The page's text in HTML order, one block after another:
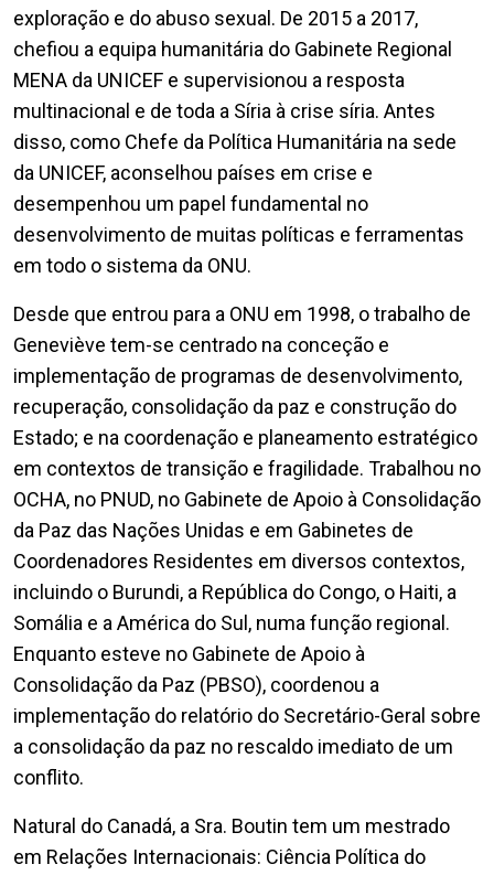
exploração e do abuso sexual. De 2015 a 2017,
chefiou a equipa humanitária do Gabinete Regional
MENA da UNICEF e supervisionou a resposta
multinacional e de toda a Síria à crise síria. Antes
disso, como Chefe da Política Humanitária na sede
da UNICEF, aconselhou países em crise e
desempenhou um papel fundamental no
desenvolvimento de muitas políticas e ferramentas
em todo o sistema da ONU.
Desde que entrou para a ONU em 1998, o trabalho de
Geneviève tem-se centrado na conceção e
implementação de programas de desenvolvimento,
recuperação, consolidação da paz e construção do
Estado; e na coordenação e planeamento estratégico
em contextos de transição e fragilidade. Trabalhou no
OCHA, no PNUD, no Gabinete de Apoio à Consolidação
da Paz das Nações Unidas e em Gabinetes de
Coordenadores Residentes em diversos contextos,
incluindo o Burundi, a República do Congo, o Haiti, a
Somália e a América do Sul, numa função regional.
Enquanto esteve no Gabinete de Apoio à
Consolidação da Paz (PBSO), coordenou a
implementação do relatório do Secretário-Geral sobre
a consolidação da paz no rescaldo imediato de um
conflito.
Natural do Canadá, a Sra. Boutin tem um mestrado
em Relações Internacionais: Ciência Política do